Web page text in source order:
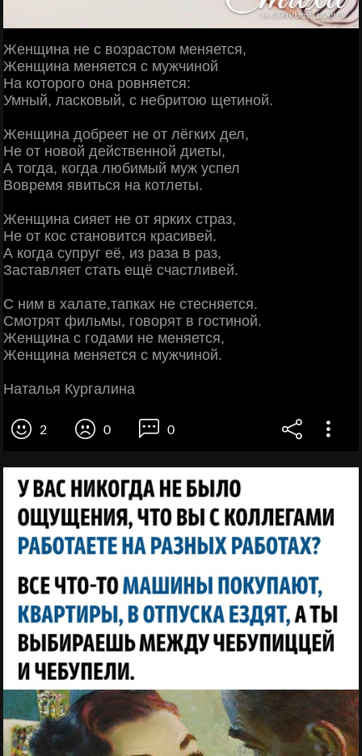
Женщина не с возрастом меняется,
Женщина меняется с мужчиной
На которого она ровняется:
Умный, ласковый, с небритою щетиной.
Женщина добреет не от лёгких дел,
Не от новой действенной диеты,
А тогда, когда любимый муж успел
Вовремя явиться на котлеты.
Женщина сияет не от ярких страз,
Не от кос становится красивей.
А когда супруг её, из раза в раз,
Заставляет стать ещё счастливей.
С ним в халате,тапках не стесняется.
Смотрят фильмы, говорят в гостиной.
Женщина с годами не меняется,
Женщина меняется с мужчиной.
Наталья Кургалина
2 0 0